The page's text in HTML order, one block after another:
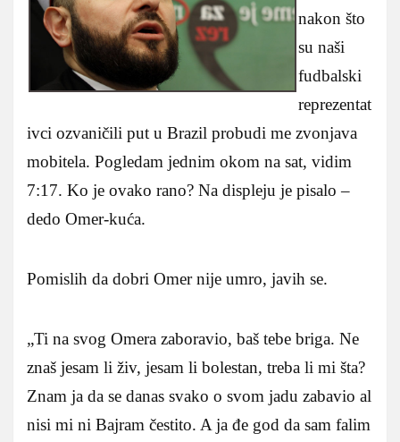
nakon što
su naši
fudbalski
reprezentat
ivci ozvaničili put u Brazil probudi me zvonjava
mobitela. Pogledam jednim okom na sat, vidim
7:17. Ko je ovako rano? Na displeju je pisalo –
dedo Omer-kuća.
Pomislih da dobri Omer nije umro, javih se.
„Ti na svog Omera zaboravio, baš tebe briga. Ne
znaš jesam li živ, jesam li bolestan, treba li mi šta?
Znam ja da se danas svako o svom jadu zabavio al
nisi mi ni Bajram čestito. A ja đe god da sam falim